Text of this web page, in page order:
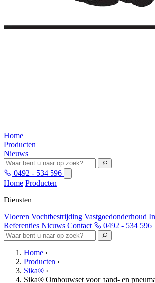
Home
Producten
Nieuws
0492 - 534 596
Home Producten
Diensten
Vloeren Vochtbestrijding Vastgoedonderhoud
Referenties Nieuws Contact 0492 - 534 596
Home ›
Producten ›
Sika® ›
Sika® Ombouwset voor hand- en